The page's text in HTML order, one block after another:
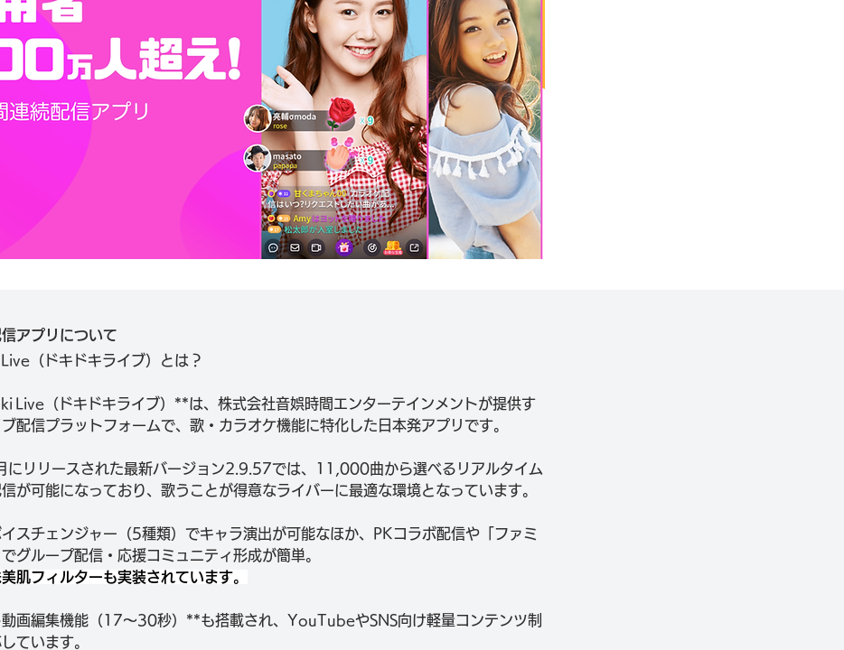
アプリについて
（ドキドキライブ）とは？
Live（ドキドキライブ）**は、株式会社音娯時間エンターテインメントが提供す
配信プラットフォームで、歌・カラオケ機能に特化した日本発アプリです。
リリースされた最新バージョン2.9.57では、11,000曲から選べるリアルタイム
が可能になっており、歌うことが得意なライバーに最適な環境となっています。
スチェンジャー（5種類）でキャラ演出が可能なほか、PKコラボ配信や「ファミ
グループ配信・応援コミュニティ形成が簡単。
肌フィルターも実装されています。
画編集機能（17〜30秒）**も搭載され、YouTubeやSNS向け軽量コンテンツ制
ています。